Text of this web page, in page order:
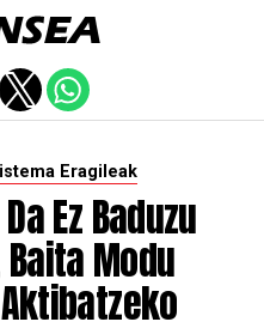
Eragileak
Ez Baduzu
Modu